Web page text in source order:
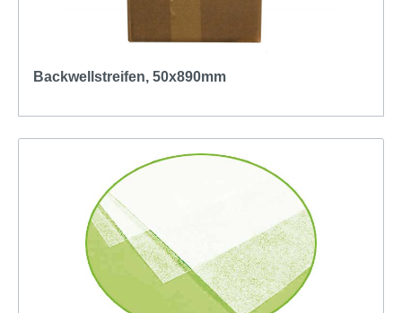
Backwellstreifen, 50x890mm